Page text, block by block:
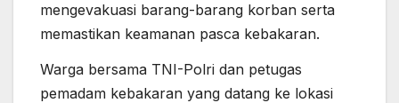
mengevakuasi barang-barang korban serta
memastikan keamanan pasca kebakaran.
Warga bersama TNI-Polri dan petugas
pemadam kebakaran yang datang ke lokasi